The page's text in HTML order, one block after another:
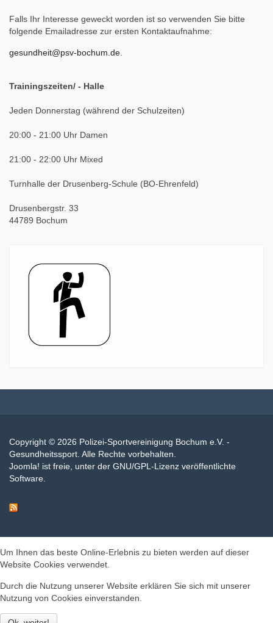
Falls Ihr Interesse geweckt worden ist so verwenden Sie bitte
folgende Emailadresse zur ersten Kontaktaufnahme:
gesundheit@psv-bochum.de
Trainingszeiten/ - Halle
Jeden Donnerstag (während der Schulzeiten)
20:00 - 21:00 Uhr Damen
21:00 - 22:00 Uhr Mixed
Turnhalle der Drusenberg-Schule (BO-Ehrenfeld)
Drusenbergstr. 33
44789 Bochum
Copyright © 2026 Polizei-Sportvereinigung Bochum e.V. -
Gesundheitssport. Alle Rechte vorbehalten.
Joomla! ist freie, unter der GNU/GPL-Lizenz veröffentlichte
Software.
Um Ihnen das beste Online-Erlebnis zu bieten werden auf dieser
Website Cookies verwendet.
Durch die Nutzung unserer Website erklären Sie sich mit unserer
Nutzung von Cookies einverstanden.